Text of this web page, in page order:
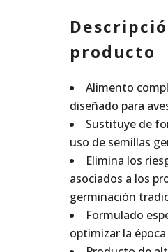
producto
Alimento
diseñado para
Sustituye de
uso de semillas
Elimina los
asociados a los
germinación
Formulado
optimizar la